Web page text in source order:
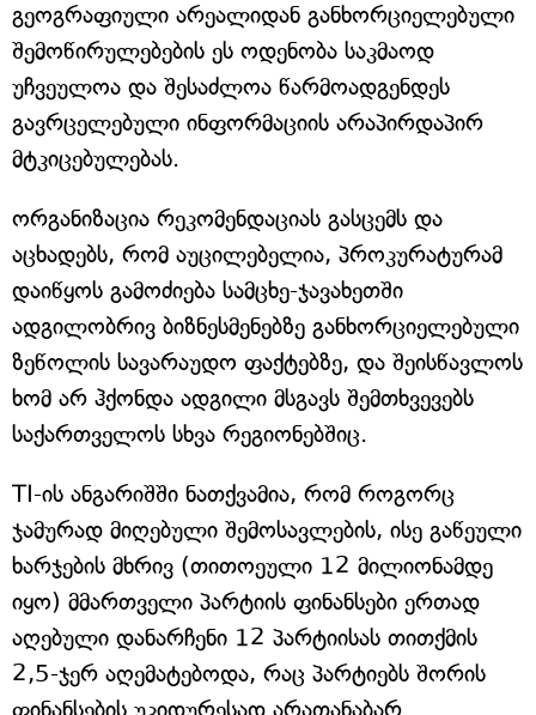
გეოგრაფიული არეალიდან განხორციელებული
შემოწირულებების ეს ოდენობა საკმაოდ
უჩვეულოა და შესაძლოა წარმოადგენდეს
გავრცელებული ინფორმაციის არაპირდაპირ
მტკიცებულებას.
ორგანიზაცია რეკომენდაციას გასცემს და
აცხადებს, რომ აუცილებელია, პროკურატურამ
დაიწყოს გამოძიება სამცხე-ჯავახეთში
ადგილობრივ ბიზნესმენებზე განხორციელებული
ზეწოლის სავარაუდო ფაქტებზე, და შეისწავლოს
ხომ არ ჰქონდა ადგილი მსგავს შემთხვევებს
საქართველოს სხვა რეგიონებშიც.
TI-ის ანგარიშში ნათქვამია, რომ როგორც
ჯამურად მიღებული შემოსავლების, ისე გაწეული
ხარჯების მხრივ (თითოეული 12 მილიონამდე
იყო) მმართველი პარტიის ფინანსები ერთად
აღებული დანარჩენი 12 პარტიისას თითქმის
2,5-ჯერ აღემატებოდა, რაც პარტიებს შორის